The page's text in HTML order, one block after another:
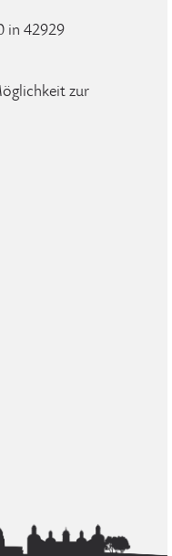
in 42929
zur